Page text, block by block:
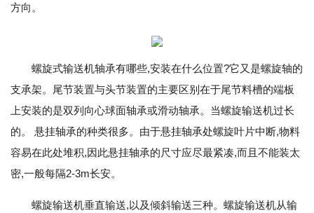
方向。
螺旋式输送机轴承有哪些,安装在什么位置?它又是螺旋轴的
支承架。尾节装置与头节装置的主要区别在于尾节料槽的端板
上安装的是双列向心球面轴承或滑动轴承。当螺旋输送机过长
的。 悬挂轴承的种类很多。由于悬挂轴承处螺旋叶片中断,物料
容易在此处堆积,因此悬挂轴承的尺寸应尽最紧凑,而且不能装太
密,一般每隔2-3m长安。
螺旋输送机垂直输送,以及倾斜输送三种。螺旋输送机从输